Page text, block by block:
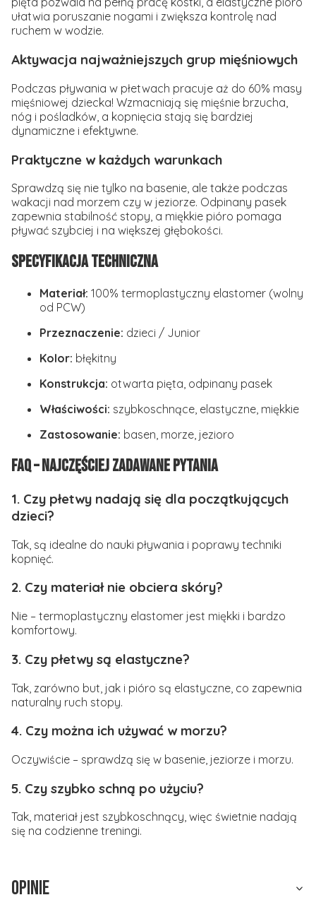
ułatwia poruszanie nogami i zwiększa kontrolę nad
ruchem w wodzie.
Aktywacja najważniejszych grup mięśniowych
Podczas pływania w płetwach pracuje aż do 60% masy
mięśniowej dziecka! Wzmacniają się mięśnie brzucha,
nóg i pośladków, a kopnięcia stają się bardziej
dynamiczne i efektywne.
Praktyczne w każdych warunkach
Sprawdzą się nie tylko na basenie, ale także podczas
wakacji nad morzem czy w jeziorze. Odpinany pasek
zapewnia stabilność stopy, a miękkie pióro pomaga
pływać szybciej i na większej głębokości.
Specyfikacja techniczna
Materiał: 100% termoplastyczny elastomer (wolny
od PCW)
Przeznaczenie: dzieci / Junior
Kolor: błękitny
Konstrukcja: otwarta pięta, odpinany pasek
Właściwości: szybkoschnące, elastyczne, miękkie
Zastosowanie: basen, morze, jezioro
FAQ – Najczęściej zadawane pytania
1. Czy płetwy nadają się dla początkujących
dzieci?
Tak, są idealne do nauki pływania i poprawy techniki
kopnięć.
2. Czy materiał nie obciera skóry?
Nie – termoplastyczny elastomer jest miękki i bardzo
komfortowy.
3. Czy płetwy są elastyczne?
Tak, zarówno but, jak i pióro są elastyczne, co zapewnia
naturalny ruch stopy.
4. Czy można ich używać w morzu?
Oczywiście – sprawdzą się w basenie, jeziorze i morzu.
5. Czy szybko schną po użyciu?
Tak, materiał jest szybkoschnący, więc świetnie nadają
się na codzienne treningi.
Opinie